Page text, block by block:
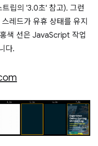
립의 '3.0초' 참고). 그런
레드가 유휴 상태를 유지
색 선은 JavaScript 작업
다.